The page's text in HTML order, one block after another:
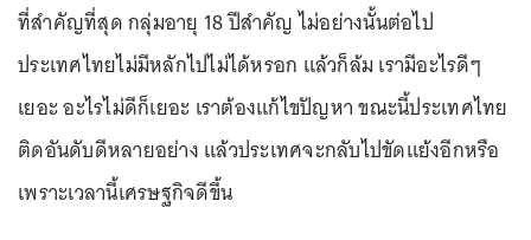
ที่สำคัญที่สุด กลุ่มอายุ 18 ปีสำคัญ ไม่อย่างนั้นต่อไป
ประเทศไทยไม่มีหลักไปไม่ได้หรอก แล้วก็ล้ม เรามีอะไรดีๆ
เยอะ อะไรไม่ดีก็เยอะ เราต้องแก้ไขปัญหา ขณะนี้ประเทศไทย
ติดอันดับดีหลายอย่าง แล้วประเทศจะกลับไปขัดแย้งอีกหรือ
เพราะเวลานี้เศรษฐกิจดีขึ้น